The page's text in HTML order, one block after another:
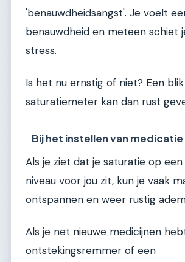
'benauwdheidsangst'. Je voelt
benauwdheid en meteen schiet
stress.
Is het nu ernstig of niet? Een
saturatiemeter kan dan rust
Bij het instellen van medicatie
Als je ziet dat je saturatie op
niveau voor jou zit, kun je vaak
ontspannen en weer rustig
Als je net nieuwe medicijnen
ontstekingsremmer of een